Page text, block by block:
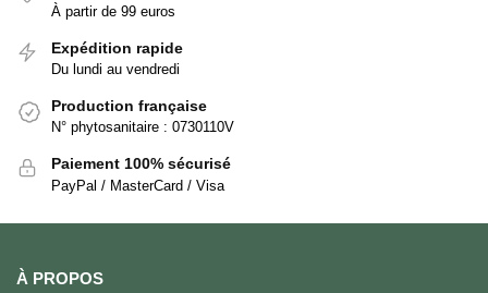
À partir de 99 euros
Expédition rapide
Du lundi au vendredi
Production française
N° phytosanitaire : 0730110V
Paiement 100% sécurisé
PayPal / MasterCard / Visa
À PROPOS